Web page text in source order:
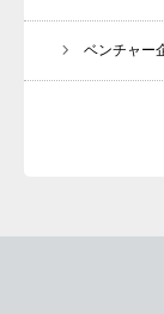
ベンチャー